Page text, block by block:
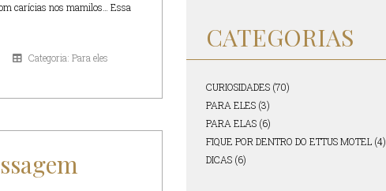
carícias nos mamilos… Essa
Categoria: Para eles
CATEGORIAS
CURIOSIDADES (70)
PARA ELES (3)
PARA ELAS (6)
FIQUE POR DENTRO DO ETTUS MOTEL (4)
DICAS (6)